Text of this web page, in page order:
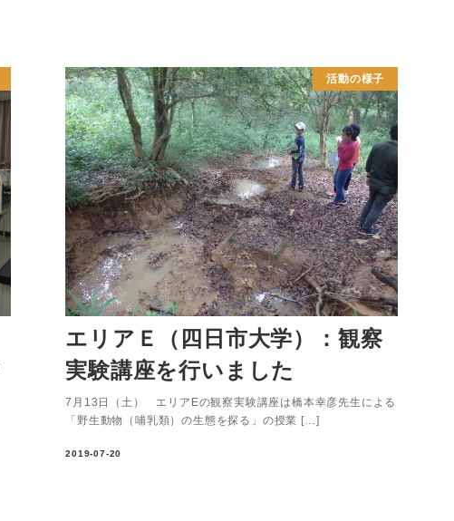
活動の様子
エリアＥ（四日市大学）：観察
実験講座を行いました
7月13日（土） エリアEの観察実験講座は橋本幸彦先生による
「野生動物（哺乳類）の生態を探る」の授業 […]
2019-07-20